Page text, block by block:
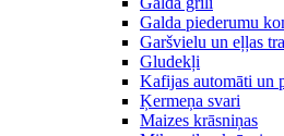
Galda piederumu
Garšvielu un eļļas
Gludekļi
Kafijas automāti un
Ķermeņa svari
Maizes krāsniņas